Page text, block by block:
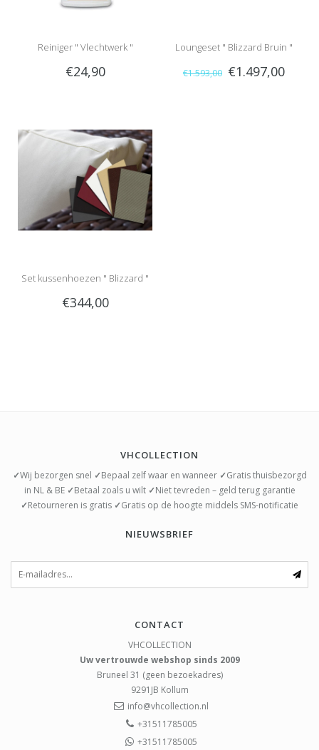
Reiniger " Vlechtwerk "
€24,90
Loungeset " Blizzard Bruin "
€1.593,00 €1.497,00
Set kussenhoezen " Blizzard "
€344,00
VHCOLLECTION
✓Wij bezorgen snel ✓Bepaal zelf waar en wanneer ✓Gratis thuisbezorgd
in NL & BE ✓Betaal zoals u wilt ✓Niet tevreden – geld terug garantie
✓Retourneren is gratis ✓Gratis op de hoogte middels SMS-notificatie
NIEUWSBRIEF
CONTACT
VHCOLLECTION
Uw vertrouwde webshop sinds 2009
Bruneel 31 (geen bezoekadres)
9291JB Kollum
info@vhcollection.nl
+31511785005
+31511785005